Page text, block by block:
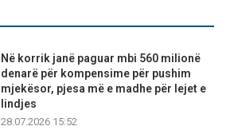
Në korrik janë paguar mbi 560 milionë
denarë për kompensime për pushim
mjekësor, pjesa më e madhe për lejet e
lindjes
28.07.2026 15:52